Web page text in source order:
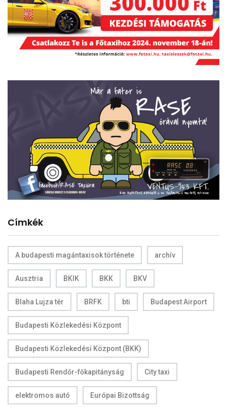
Címkék
A budapesti magántaxisok története archív
Ausztria BKIK BKK BKV
Blaha Lujza tér BRFK bti Budapest Airport
Budapesti Közlekedési Központ
Budapesti Közlekedési Központ (BKK)
Budapesti Rendőr-főkapitányság City taxi
elektromos autó Európai Bizottság